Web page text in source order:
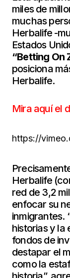
miles de
muchas
Herbalife -
Estados
“Betting On
posiciona
Herbalife.
Mira aquí el
https://
Herbalife
red de 3,2
enfocar su
inmigrantes.
historias y la
fondos de
destapar el
como la